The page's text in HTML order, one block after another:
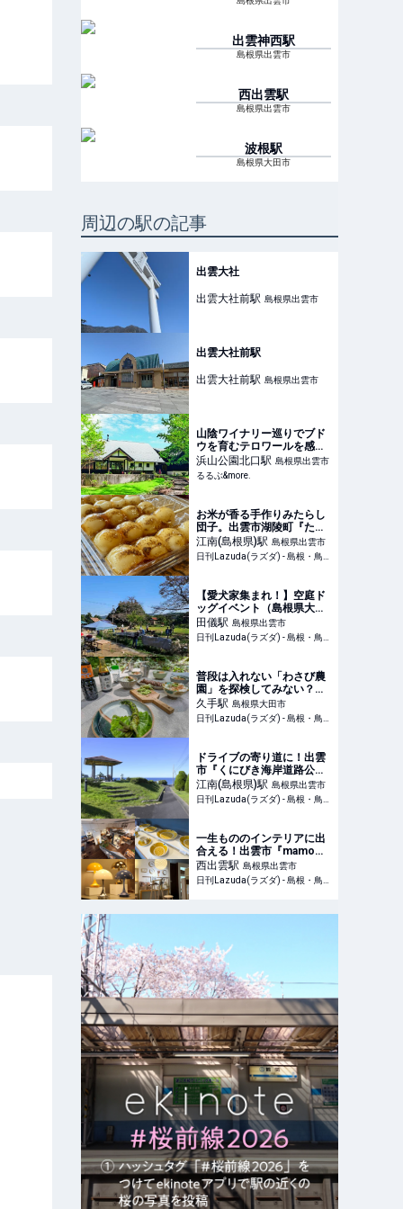
出雲神西駅
島根県出雲市
西出雲駅
島根県出雲市
波根駅
島根県大田市
周辺の駅の記事
出雲大社
出雲大社前駅 島根県出雲市
出雲大社前駅
出雲大社前駅 島根県出雲市
山陰ワイナリー巡りでブド
ウを育むテロワールを感じ
る旅へ。｜るるぶ&more.
浜山公園北口駅 島根県出雲市
るるぶ&more.
お米が香る手作りみたらし
団子。出雲市湖陵町『たき
がわ製菓』で夏の手土産探
し – 日刊Lazuda
江南(島根県)駅 島根県出雲市
日刊Lazuda(ラズダ) - 島根・鳥取を知る、見る、食べる、遊ぶ、暮らすWebマガジン
【愛犬家集まれ！】空庭ド
ッグイベント（島根県大田
市）の開催情報｜日刊
Lazuda(ラズダ) - 島根・鳥
取を知る、見る、食べる、
田儀駅 島根県出雲市
日刊Lazuda(ラズダ) - 島根・鳥取を知る、見る、食べる、遊ぶ、暮らすWebマガジン
普段は入れない「わさび農
園」を探検してみない？わ
さび飯付きランチも楽しみ
なガイドツアーが大田市で
– 日刊Lazuda
久手駅 島根県大田市
日刊Lazuda(ラズダ) - 島根・鳥取を知る、見る、食べる、遊ぶ、暮らすWebマガジン
ドライブの寄り道に！出雲
市『くにびき海岸道路公
園』【公園であそ部】 – 日
刊Lazuda
江南(島根県)駅 島根県出雲市
日刊Lazuda(ラズダ) - 島根・鳥取を知る、見る、食べる、遊ぶ、暮らすWebマガジン
一生もののインテリアに出
合える！出雲市『mamo
shop（マモーショップ）』
で家具を新調 – 日刊Lazuda
西出雲駅 島根県出雲市
日刊Lazuda(ラズダ) - 島根・鳥取を知る、見る、食べる、遊ぶ、暮らすWebマガジン